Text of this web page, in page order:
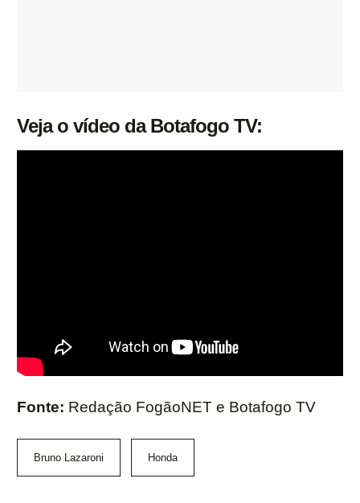
Veja o vídeo da Botafogo TV:
Fonte: Redação FogãoNET e Botafogo TV
Bruno Lazaroni Honda